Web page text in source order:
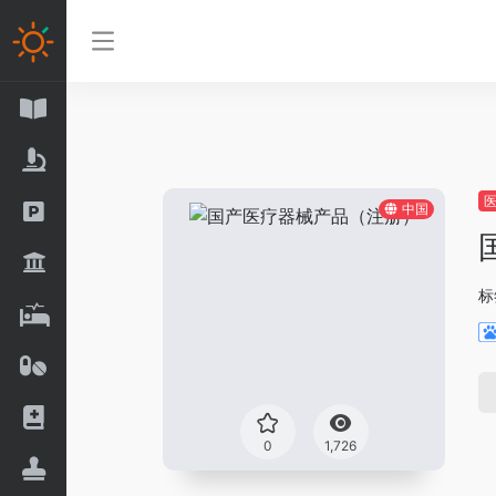
中国
0 1,726